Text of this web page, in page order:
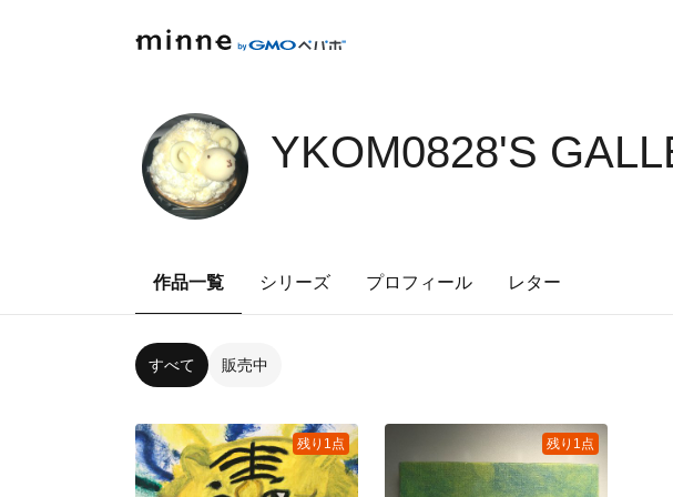
YKOM0828'S
作品一覧 シリーズ プロフィール レター
すべて 販売中
残り1点 残り1点